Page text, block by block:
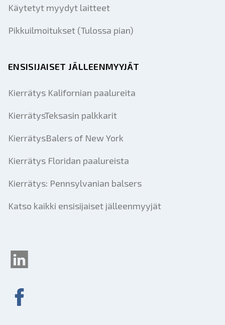
Käytetyt myydyt laitteet
Pikkuilmoitukset (Tulossa pian)
ENSISIJAISET JÄLLEENMYYJÄT
Kierrätys Kalifornian paalureita
KierrätysTeksasin palkkarit
KierrätysBalers of New York
Kierrätys Floridan paalureista
Kierrätys: Pennsylvanian balsers
Katso kaikki ensisijaiset jälleenmyyjät